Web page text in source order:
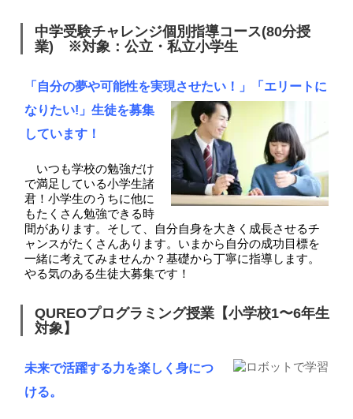
中学受験チャレンジ個別指導コース(80分授
業) ※対象：公立・私立小学生
「自分の夢や可能性を実現させたい！」「エリートに
なりたい!」生徒を募集
しています！
いつも学校の勉強だけ
で満足している小学生諸
君！小学生のうちに他に
もたくさん勉強できる時
間があります。そして、自分自身を大きく成長させるチ
ャンスがたくさんあります。いまから自分の成功目標を
一緒に考えてみませんか？基礎から丁寧に指導します。
やる気のある生徒大募集です！
QUREOプログラミング授業【小学校1〜6年生
対象】
未来で活躍する力を楽しく身につ
ける。